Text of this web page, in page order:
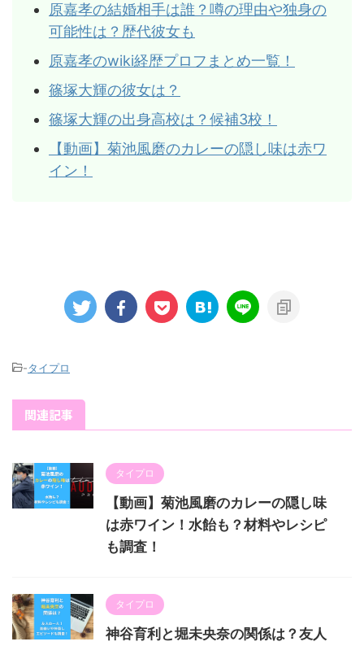
原嘉孝の結婚相手は誰？噂の理由や独身の
可能性は？歴代彼女も
原嘉孝のwiki経歴プロフまとめ一覧！
篠塚大輝の彼女は？
篠塚大輝の出身高校は？候補3校！
【動画】菊池風磨のカレーの隠し味は赤ワ
イン！
-タイプロ
関連記事
タイプロ
【動画】菊池風磨のカレーの隠し味
は赤ワイン！水飴も？材料やレシピ
も調査！
タイプロ
神谷育利と堀未央奈の関係は？友人